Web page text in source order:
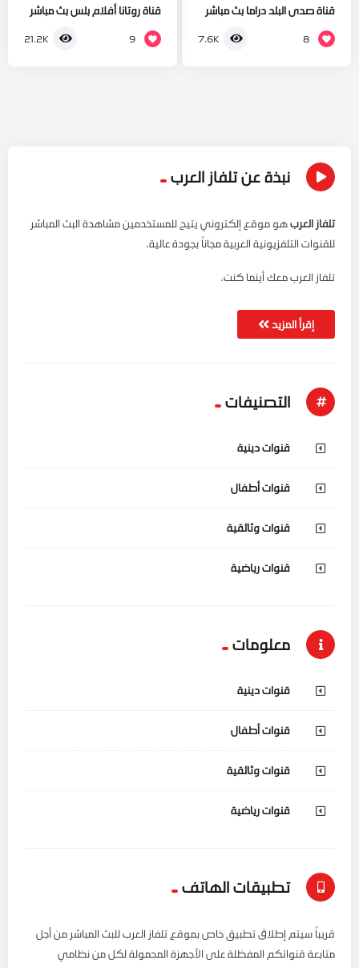
قناة صدى البلد دراما بث مباشر
8
7.6K
قناة روتانا أفلام بلس بث مباشر
9
21.2K
نبذة عن تلفاز العرب
تلفاز العربهو موقع إلكتروني يتيح للمستخدمين مشاهدة البث المباشر
للقنوات التلفزيونية العربية مجاناً بجودة عالية.
تلفاز العرب معك أينما كنت.
إقرأ المزيد
التصنيفات
قنوات دينية
قنوات أطفال
قنوات وثائقية
قنوات رياضية
معلومات
قنوات دينية
قنوات أطفال
قنوات وثائقية
قنوات رياضية
تطبيقات الهاتف
قريباً سيتم إطلاق تطبيق خاص بموقع تلفاز العرب للبث المباشر من أجل
متابعة قنواتكم المفظلة على الأجهزة المحمولة لكل من نظامي